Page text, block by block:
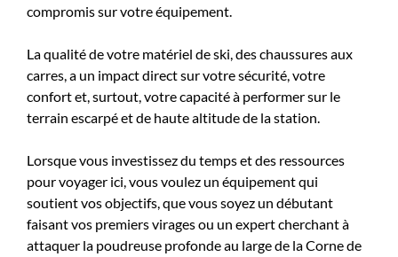
compromis sur votre équipement.
La qualité de votre matériel de ski, des chaussures aux
carres, a un impact direct sur votre sécurité, votre
confort et, surtout, votre capacité à performer sur le
terrain escarpé et de haute altitude de la station.
Lorsque vous investissez du temps et des ressources
pour voyager ici, vous voulez un équipement qui
soutient vos objectifs, que vous soyez un débutant
faisant vos premiers virages ou un expert cherchant à
attaquer la poudreuse profonde au large de la Corne de